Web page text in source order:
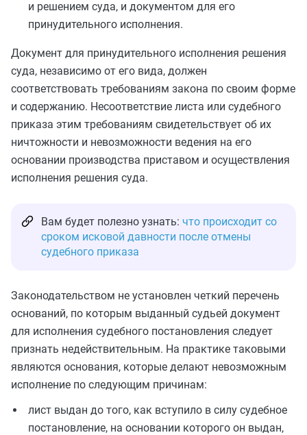
и решением суда, и документом для его
принудительного исполнения.
Документ для принудительного исполнения решения
суда, независимо от его вида, должен
соответствовать требованиям закона по своим форме
и содержанию. Несоответствие листа или судебного
приказа этим требованиям свидетельствует об их
ничтожности и невозможности ведения на его
основании производства приставом и осуществления
исполнения решения суда.
Вам будет полезно узнать: что происходит со
сроком исковой давности после отмены
судебного приказа
Законодательством не установлен четкий перечень
оснований, по которым выданный судьей документ
для исполнения судебного постановления следует
признать недействительным. На практике таковыми
являются основания, которые делают невозможным
исполнение по следующим причинам:
лист выдан до того, как вступило в силу судебное
постановление, на основании которого он выдан,